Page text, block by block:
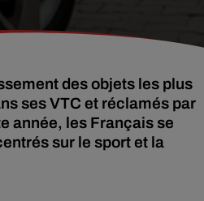
des objets les plus
ses VTC et réclamés par
année, les Français se
sur le sport et la